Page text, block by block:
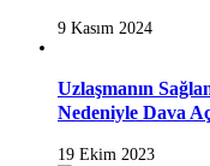
9 Kasım 2024
Uzlaşmanın
Nedeniyle Dava
19 Ekim 2023